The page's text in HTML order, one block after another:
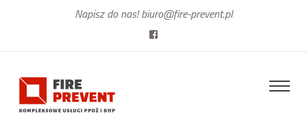
Napisz do nas!biuro@fire-prevent.pl